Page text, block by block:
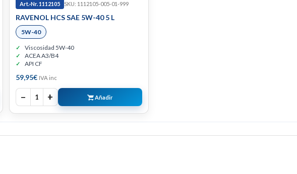
Art.-Nr. 1112105 SKU: 1112105-005-01-999
RAVENOL HCS SAE 5W-40 5 L
5W-40
Viscosidad 5W-40
ACEA A3/B4
API CF
59,95€ IVA inc
− 1 + Añadir